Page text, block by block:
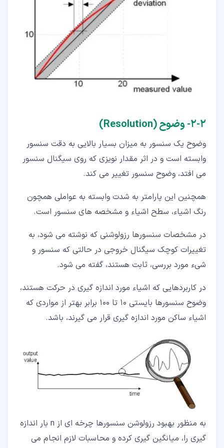
۲‏-‏۲‏- وضوح (Resolution)
وضوح یک سنسور به میزان بسیار بالایی به دقت سنسور
وابسته است و در اثر مقدار نویزی که روی سیگنال سنسور
می افتد، وضوح سنسور تغییر می کند.
همچنین این پارامتر به شدت وابسته به عواملی همچون
رنگ اشیاء، سطح اشیاء و مشخصه های سنسور است.
در مشخصات سنسورها رزولوشنی که نوشته می شود، به
تغییرات کوچک سیگنال خروجی در حالتی که سنسور و
شیء مورد بررسی، ثابت هستند، گفته می شود.
در کاربردهایی که اشیاء مورد اندازه گیری در حرکت هستند،
وضوح سنسورها بایستی ۱۰ تا ۱۰۰ برابر بهتر از مواردی که
اشیاء ساکن مورد اندازه گیری قرار می گیرند، باشد.
به منظور بهبود رزولوشن سنسورها چرخه ای از n بار اندازه
گیری را، میانگین گیری کرده و محاسبات لازم انجام می